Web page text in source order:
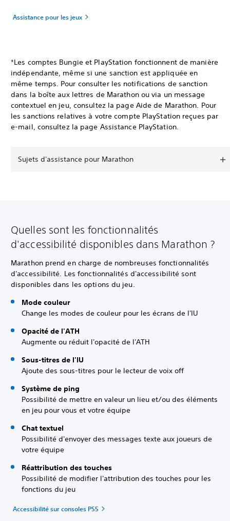
Assistance pour les jeux
*Les comptes Bungie et PlayStation fonctionnent de manière
indépendante, même si une sanction est appliquée en
même temps. Pour consulter les notifications de sanction
dans la boîte aux lettres de Marathon ou via un message
contextuel en jeu, consultez la page Aide de Marathon. Pour
les sanctions relatives à votre compte PlayStation reçues par
e-mail, consultez la page Assistance PlayStation.
Sujets d'assistance pour Marathon
Quelles sont les fonctionnalités
d'accessibilité disponibles dans Marathon ?
Marathon prend en charge de nombreuses fonctionnalités
d'accessibilité. Les fonctionnalités d'accessibilité sont
disponibles dans les options du jeu.
Mode couleur
Change les modes de couleur pour les écrans de l'IU
Opacité de l'ATH
Augmente ou réduit l'opacité de l'ATH
Sous-titres de l'IU
Ajoute des sous-titres pour le lecteur de voix off
Système de ping
Possibilité de mettre en valeur un lieu et/ou des éléments
en jeu pour vous et votre équipe
Chat textuel
Possibilité d'envoyer des messages texte aux joueurs de
votre équipe
Réattribution des touches
Possibilité de modifier l'attribution des touches pour les
fonctions du jeu
Accessibilité sur consoles PS5